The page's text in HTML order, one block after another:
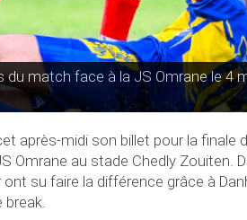
du match face à la JS Omrane le 4
après-midi son billet pour la finale
Omrane au stade Chedly Zouiten.
su faire la différence grâce à
break.